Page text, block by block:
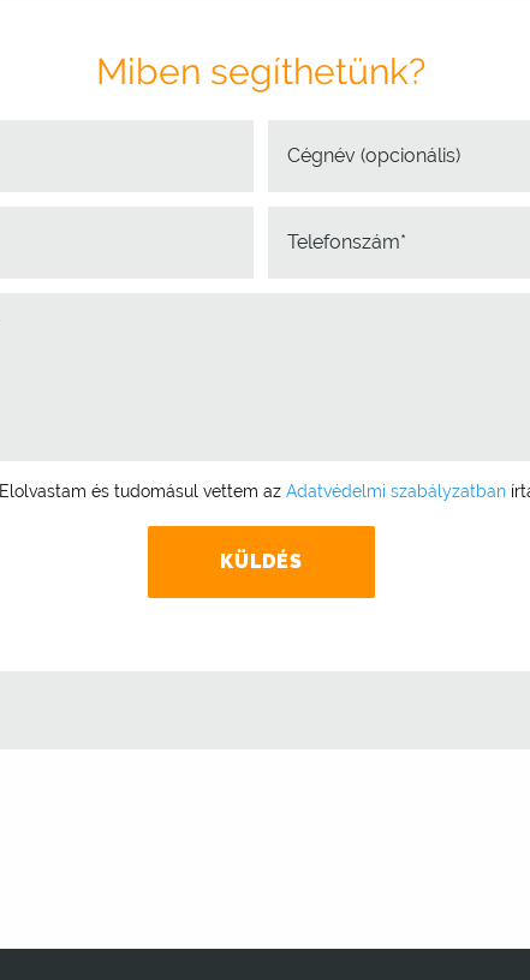
Miben segíthetünk?
Elolvastam és tudomásul vettem az Adatvédelmi szabályzatban